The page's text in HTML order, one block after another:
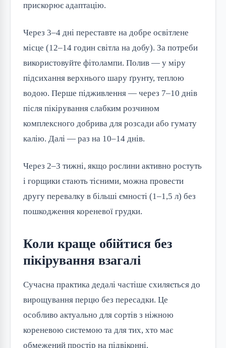
прискорює адаптацію.
Через 3–4 дні переставте на добре освітлене
місце (12–14 годин світла на добу). За потреби
використовуйте фітолампи. Полив — у міру
підсихання верхнього шару ґрунту, теплою
водою. Перше підживлення — через 7–10 днів
після пікірування слабким розчином
комплексного добрива для розсади або гумату
калію. Далі — раз на 10–14 днів.
Через 2–3 тижні, якщо рослини активно ростуть
і горщики стають тісними, можна провести
другу перевалку в більші ємності (1–1,5 л) без
пошкодження кореневої грудки.
Коли краще обійтися без
пікірування взагалі
Сучасна практика дедалі частіше схиляється до
вирощування перцю без пересадки. Це
особливо актуально для сортів з ніжною
кореневою системою та для тих, хто має
обмежений простір на підвіконні.